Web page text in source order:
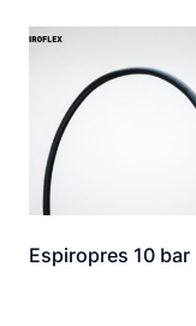
Espiropres 10 bar